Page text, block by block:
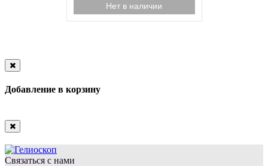
Нет в наличии
Close
Добавление в корзину
Close
Связаться с нами